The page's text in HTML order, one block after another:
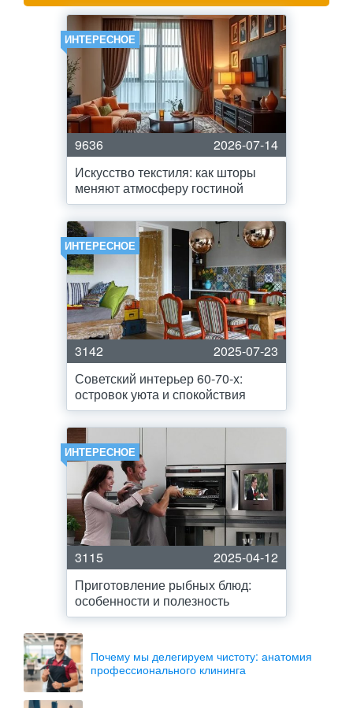
ИНТЕРЕСНОЕ
9636
2026-07-14
Искусство текстиля: как шторы
меняют атмосферу гостиной
ИНТЕРЕСНОЕ
3142
2025-07-23
Советский интерьер 60-70-х:
островок уюта и спокойствия
ИНТЕРЕСНОЕ
3115
2025-04-12
Приготовление рыбных блюд:
особенности и полезность
Почему мы делегируем чистоту: анатомия
профессионального клининга